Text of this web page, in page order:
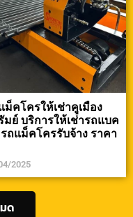
ม็คโครให้เช่าคูเมือง
มย์ บริการให้เช่ารถแบค
ถแม็คโครรับจ้าง ราคา
2025
ด